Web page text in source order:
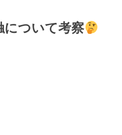
ついて考察